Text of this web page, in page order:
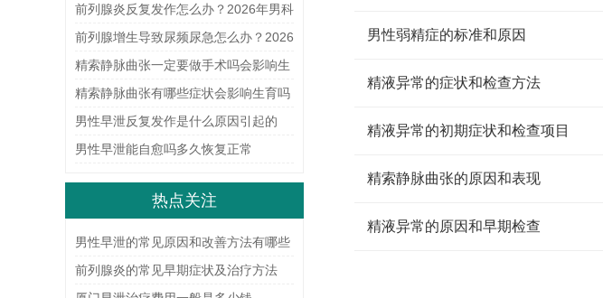
前列腺炎反复发作怎么办？2026年男科
科学治疗与日常护理指南
前列腺增生导致尿频尿急怎么办？2026
年科学治疗与日常护理指南
精索静脉曲张一定要做手术吗会影响生
育能力吗
精索静脉曲张有哪些症状会影响生育吗
如何治疗
男性早泄反复发作是什么原因引起的
男性早泄能自愈吗多久恢复正常
热点关注
男性早泄的常见原因和改善方法有哪些
前列腺炎的常见早期症状及治疗方法
男性弱精症的标准和原因
精液异常的症状和检查方法
精液异常的初期症状和检查项目
精索静脉曲张的原因和表现
精液异常的原因和早期检查